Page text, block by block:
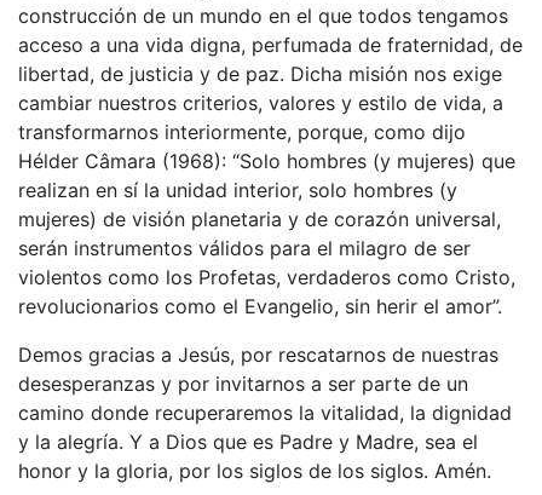
construcción de un mundo en el que todos tengamos
acceso a una vida digna, perfumada de fraternidad, de
libertad, de justicia y de paz. Dicha misión nos exige
cambiar nuestros criterios, valores y estilo de vida, a
transformarnos interiormente, porque, como dijo
Hélder Câmara (1968): “Solo hombres (y mujeres) que
realizan en sí la unidad interior, solo hombres (y
mujeres) de visión planetaria y de corazón universal,
serán instrumentos válidos para el milagro de ser
violentos como los Profetas, verdaderos como Cristo,
revolucionarios como el Evangelio, sin herir el amor”.
Demos gracias a Jesús, por rescatarnos de nuestras
desesperanzas y por invitarnos a ser parte de un
camino donde recuperaremos la vitalidad, la dignidad
y la alegría. Y a Dios que es Padre y Madre, sea el
honor y la gloria, por los siglos de los siglos. Amén.